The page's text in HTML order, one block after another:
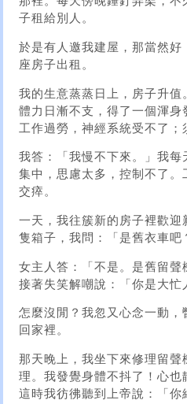
子租給別人。
於是有人邀我建屋，那當然
座房子出租。
我的生意蒸蒸日上，房子升值
體力日漸不支，得了一個渾
工作過勞，神經系統受不了；
我答：「我慢不下來。」我
集中，思慮太多，控制不了
交瘁。
一天，我往簇新的房子裡歡
隻箱子，我問：「是舊衣車吧
女主人答：「不是。是舊留聲
接著失笑解嘲說：「你是大忙
怎麼沒閒？我忽又心念一動
回家裡。
那天晚上，我坐下來修理留聲
理。我發覺身體不抖了！心也
這時我彷彿聽到上帝說：「